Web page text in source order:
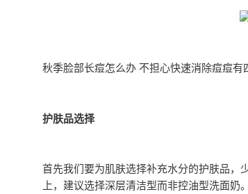
秋季脸部长痘怎么办 不担心快速消除痘痘有
护肤品选择
首先我们要为肌肤选择补充水分的护肤品，
上，建议选择深层清洁型而非控油型洗面奶。